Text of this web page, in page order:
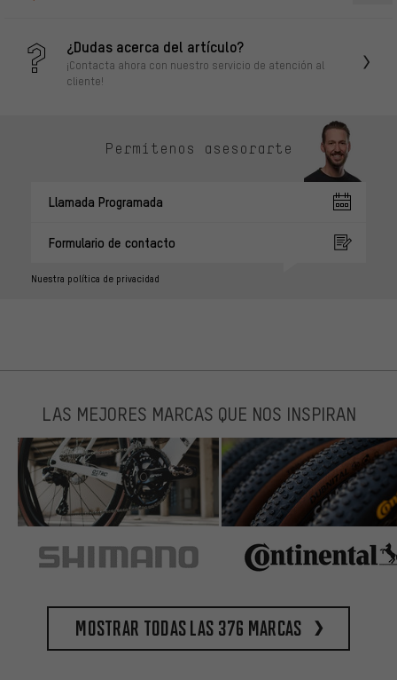
¿Dudas acerca del artículo?
¡Contacta ahora con nuestro servicio de atención al
cliente!
Permítenos asesorarte
Llamada Programada
Formulario de contacto
Nuestra política de privacidad
LAS MEJORES MARCAS QUE NOS INSPIRAN
Mostrar todas las 376 marcas